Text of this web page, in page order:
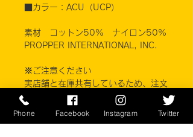
■カラー：ACU（UCP）
素材 コットン50% ナイロン50%
PROPPER INTERNATIONAL, INC.
※ご注意ください
実店舗と在庫共有しているため、注文
のタイミングにより売り切れとなって
しまう場合がございます。
Phone Facebook Instagram Twitter